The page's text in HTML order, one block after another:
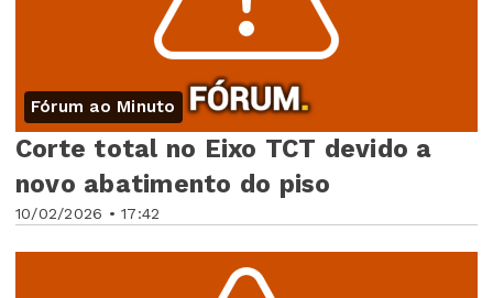
Fórum ao Minuto
10/02/2026 • 17:42
Corte total no Eixo TCT devido a
novo abatimento do piso